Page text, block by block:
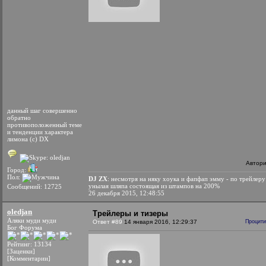
данный шаг совершенно
обратно
противоположенный теме
и тенденции характера
лимона (с) DX
Город:
Пол:
Сообщений: 12725
DJ ZX: несмотря на няку хоука и фапфап эмму - по трейлеру
унылая шляпа состоящая из штампов на 200%
26 декабря 2015, 12:48:55
oledjan
Аляки муди муди
Бог Форума
Рейтинг: 13134
[Заценки]
[Комментарии]
Трейлеры и тизеры
Ответ #89 14 января 2016, 12:29:37